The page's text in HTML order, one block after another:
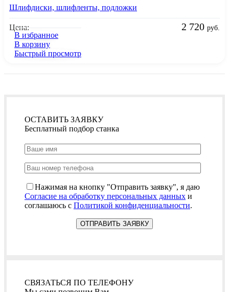
Шлифдиски, шлифленты, подложки
Цена: 2 720 руб.
В избранное
В корзину
Быстрый просмотр
ОСТАВИТЬ ЗАЯВКУ
Бесплатный подбор станка
Нажимая на кнопку "Отправить заявку", я даю
Согласие на обработку персональных данных и
соглашаюсь с Политикой конфиденциальности.
СВЯЗАТЬСЯ ПО ТЕЛЕФОНУ